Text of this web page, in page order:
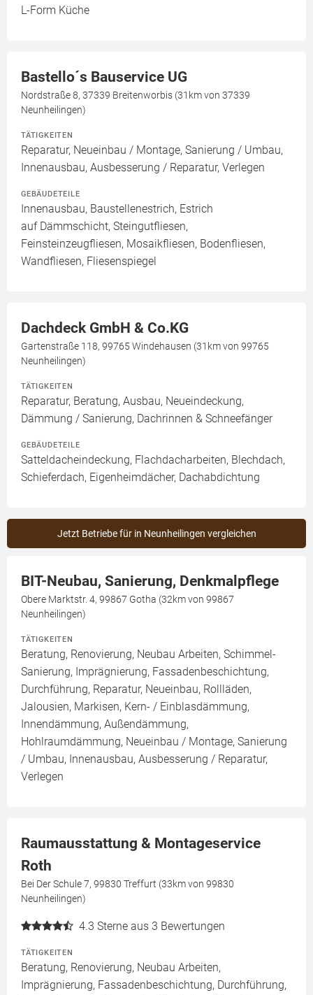
L-Form Küche
Bastello´s Bauservice UG
Nordstraße 8, 37339 Breitenworbis (31km von 37339
Neunheilingen)
TÄTIGKEITEN
Reparatur, Neueinbau / Montage, Sanierung / Umbau,
Innenausbau, Ausbesserung / Reparatur, Verlegen
GEBÄUDETEILE
Innenausbau, Baustellenestrich, Estrich
auf Dämmschicht, Steingutfliesen,
Feinsteinzeugfliesen, Mosaikfliesen, Bodenfliesen,
Wandfliesen, Fliesenspiegel
Dachdeck GmbH & Co.KG
Gartenstraße 118, 99765 Windehausen (31km von 99765
Neunheilingen)
TÄTIGKEITEN
Reparatur, Beratung, Ausbau, Neueindeckung,
Dämmung / Sanierung, Dachrinnen & Schneefänger
GEBÄUDETEILE
Satteldacheindeckung, Flachdacharbeiten, Blechdach,
Schieferdach, Eigenheimdächer, Dachabdichtung
Jetzt Betriebe für in Neunheilingen vergleichen
BIT-Neubau, Sanierung, Denkmalpflege
Obere Marktstr. 4, 99867 Gotha (32km von 99867
Neunheilingen)
TÄTIGKEITEN
Beratung, Renovierung, Neubau Arbeiten, Schimmel-
Sanierung, Imprägnierung, Fassadenbeschichtung,
Durchführung, Reparatur, Neueinbau, Rollläden,
Jalousien, Markisen, Kern- / Einblasdämmung,
Innendämmung, Außendämmung,
Hohlraumdämmung, Neueinbau / Montage, Sanierung
/ Umbau, Innenausbau, Ausbesserung / Reparatur,
Verlegen
Raumausstattung & Montageservice
Roth
Bei Der Schule 7, 99830 Treffurt (33km von 99830
Neunheilingen)
4.3 Sterne aus 3 Bewertungen
TÄTIGKEITEN
Beratung, Renovierung, Neubau Arbeiten,
Imprägnierung, Fassadenbeschichtung, Durchführung,